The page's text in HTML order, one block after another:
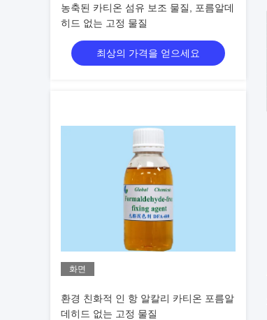
농축된 카티온 섬유 보조 물질, 포름알데
히드 없는 고정 물질
최상의 가격을 얻으세요
화면
환경 친화적 인 항 알칼리 카티온 포름알
데히드 없는 고정 물질